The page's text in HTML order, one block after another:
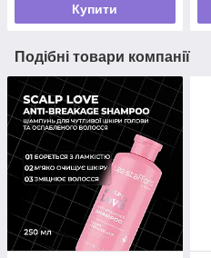
Купити
Подібні товари компанії